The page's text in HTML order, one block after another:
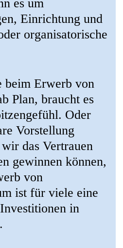
es um
Einrichtung und
organisatorische
beim Erwerb von
Plan, braucht es
Oder
Vorstellung
das Vertrauen
gewinnen können,
von
ist für viele eine
in